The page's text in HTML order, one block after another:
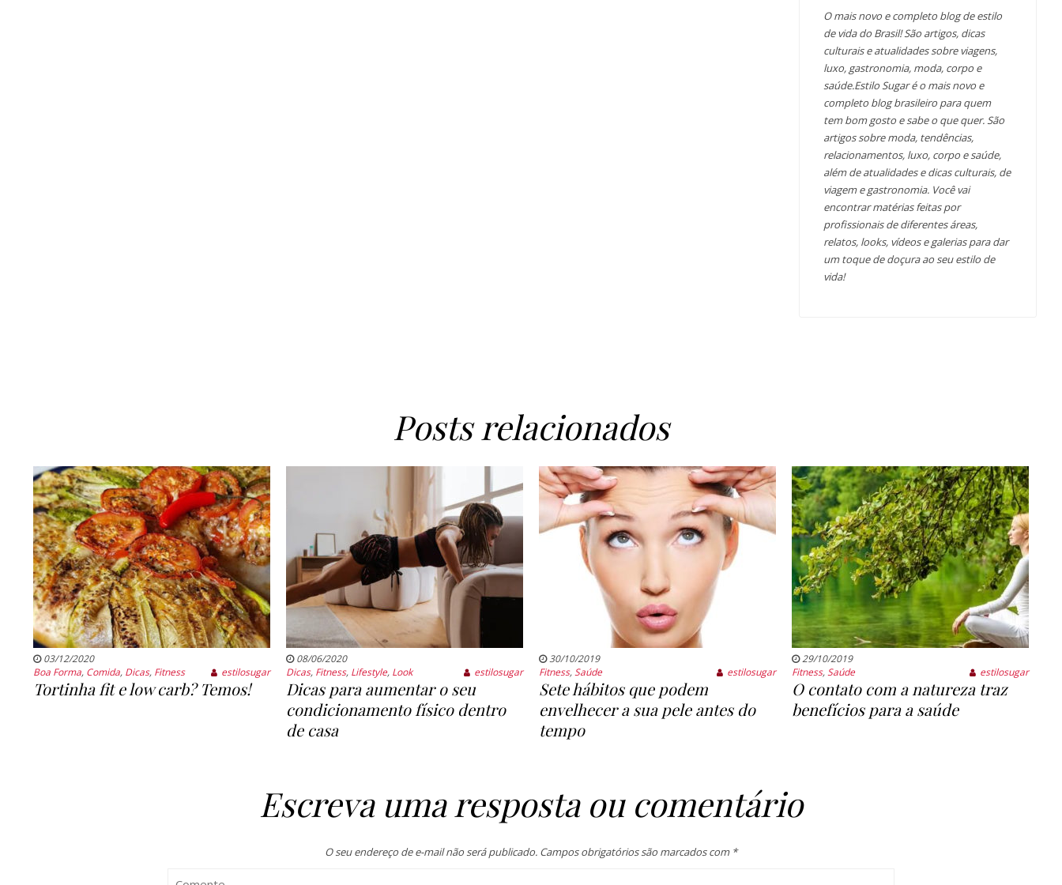
O mais novo e completo blog de estilo
de vida do Brasil! São artigos, dicas
culturais e atualidades sobre viagens,
luxo, gastronomia, moda, corpo e
saúde.Estilo Sugar é o mais novo e
completo blog brasileiro para quem
tem bom gosto e sabe o que quer. São
artigos sobre moda, tendências,
relacionamentos, luxo, corpo e saúde,
além de atualidades e dicas culturais, de
viagem e gastronomia. Você vai
encontrar matérias feitas por
profissionais de diferentes áreas,
relatos, looks, vídeos e galerias para dar
um toque de doçura ao seu estilo de
vida!
Posts relacionados
03/12/2020
Boa Forma, Comida, Dicas, Fitness estilosugar
Tortinha fit e low carb? Temos!
08/06/2020
Dicas, Fitness, Lifestyle, Look estilosugar
Dicas para aumentar o seu
condicionamento físico dentro
de casa
30/10/2019
Fitness,Saúde estilosugar
Sete hábitos que podem
envelhecer a sua pele antes do
tempo
29/10/2019
Fitness,Saúde estilosugar
O contato com a natureza traz
benefícios para a saúde
Escreva uma resposta ou comentário
O seu endereço de e-mail não será publicado. Campos obrigatórios são marcados com *